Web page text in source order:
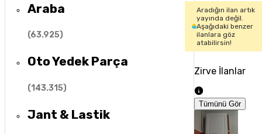
Araba
(63.925)
Oto Yedek Parça
(143.315)
Jant & Lastik
Aradığın ilan artık
yayında değil.
Aşağıdaki benzer
ilanlara göz
atabilirsin!
Zirve İlanlar
Tümünü Gör